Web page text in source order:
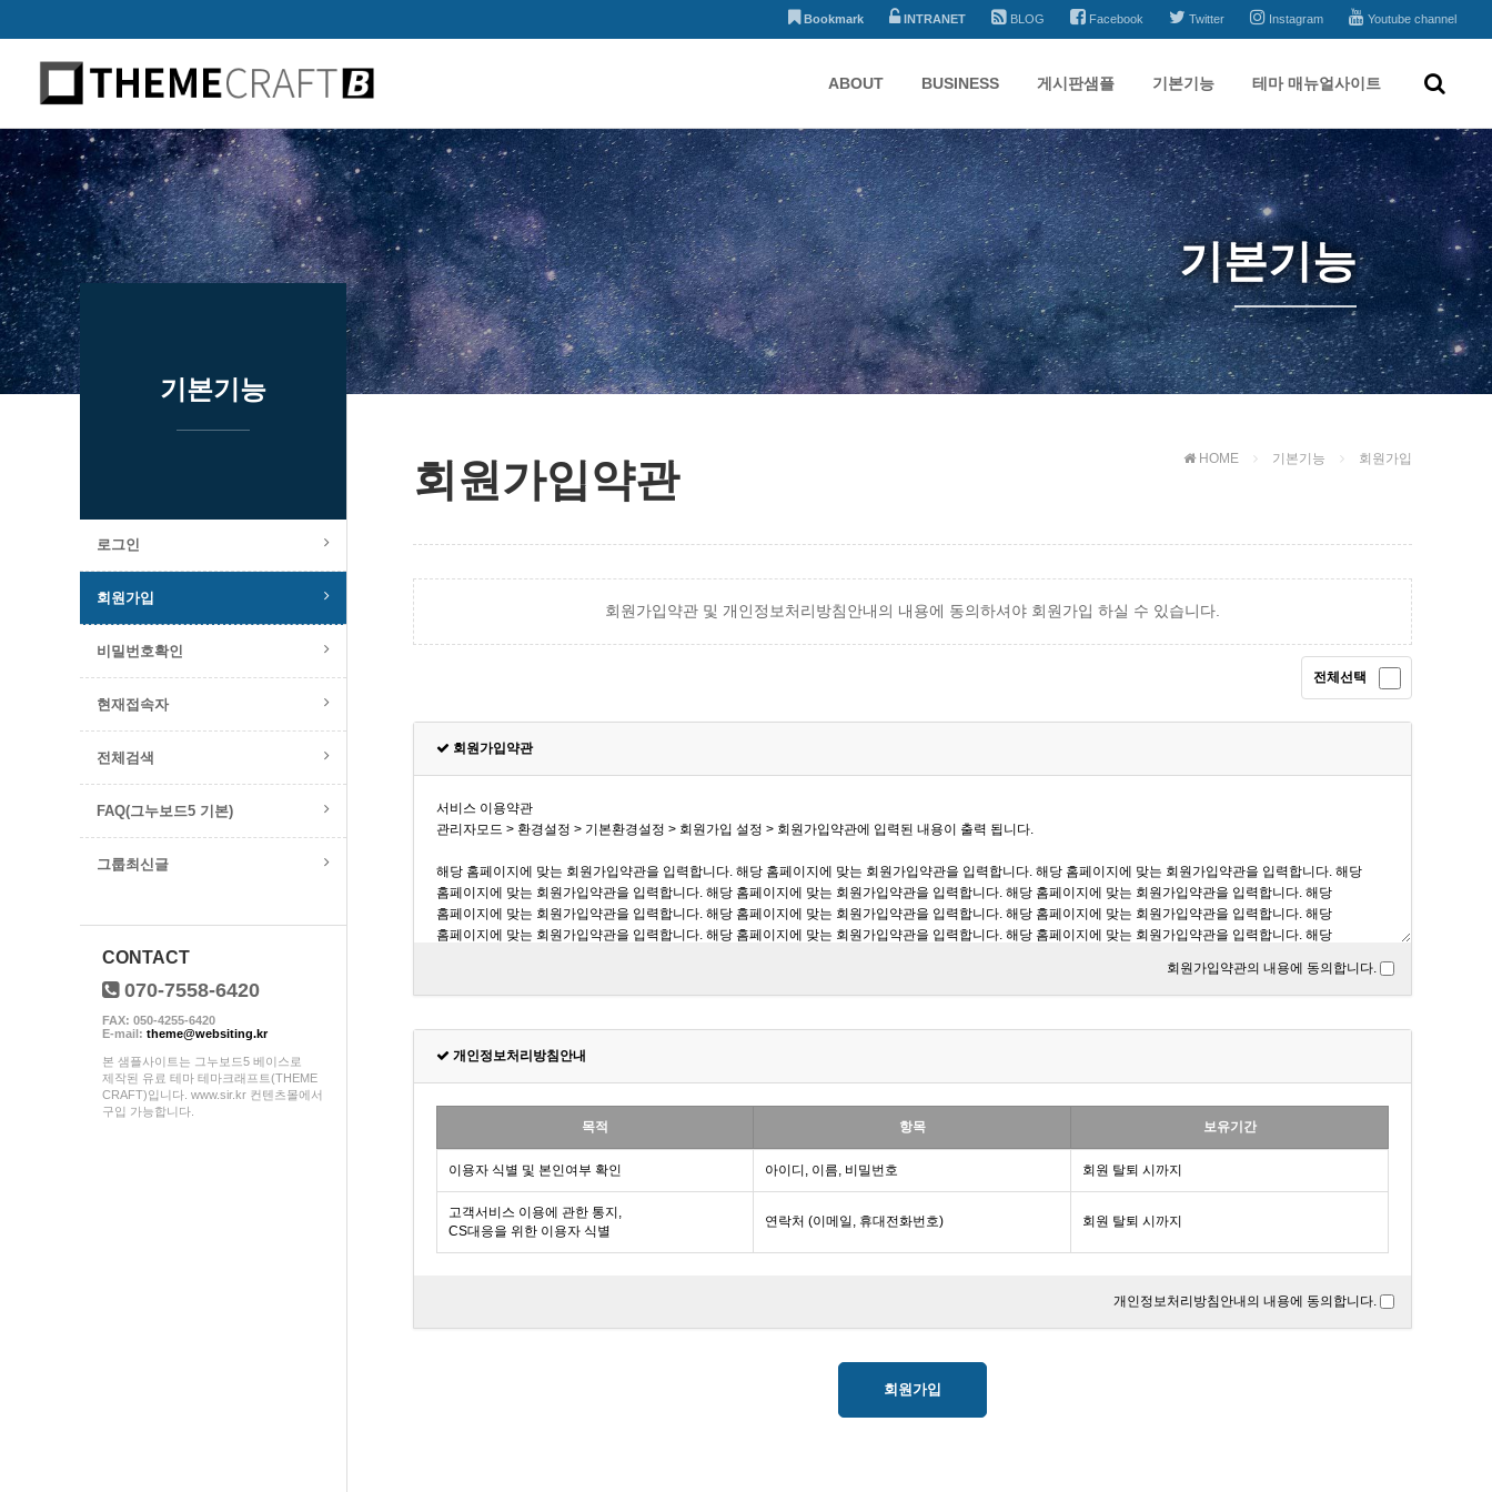
Bookmark INTRANET BLOG Facebook Twitter Instagram Youtube channel
ABOUT BUSINESS 게시판샘플
하위분류
기본기능
하위분류
테마 매뉴얼사이트
하위분류
기본기능
회원가입약관 HOME 기본기능 회원가입
회원가입약관 및 개인정보처리방침안내의 내용에 동의하셔야 회원가입 하실 수 있습니다.
전체선택
회원가입약관
회원가입약관의 내용에 동의합니다.
개인정보처리방침안내
목적 항목 보유기간
이용자 식별 및 본인여부 확인 아이디, 이름, 비밀번호 회원 탈퇴 시까지
고객서비스 이용에 관한 통지,
CS대응을 위한 이용자 식별
연락처 (이메일, 휴대전화번호) 회원 탈퇴 시까지
개인정보처리방침안내의 내용에 동의합니다.
기본기능
로그인
회원가입
비밀번호확인
현재접속자
전체검색
FAQ(그누보드5 기본)
그룹최신글
CONTACT
070-7558-6420
FAX: 050-4255-6420
E-mail: theme@websiting.kr
본 샘플사이트는 그누보드5 베이스로
제작된 유료 테마 테마크래프트(THEME
CRAFT)입니다. www.sir.kr 컨텐츠몰에서
구입 가능합니다.